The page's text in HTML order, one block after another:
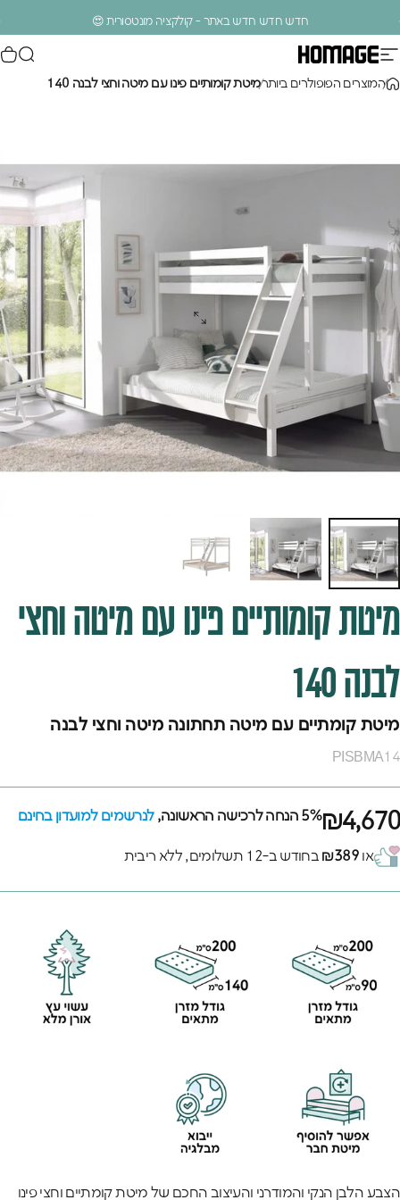
חדש חדש חדש באתר - קולקציה מונטסורית 😍
.
ניווט באתר
Homage Design
המוצרים הפופולרים ביותרמיטת קומותיים פינו עם מיטה וחצי לבנה 140
מיטתקומותייםפינו עםמיטהוחצי
לבנה140
מיטת קומתיים עם מיטה תחתונה מיטה וחצי לבנה
PISBMA14
₪4,6705% הנחה לרכישה הראשונה, לנרשמים למועדון בחינם
או₪389 בחודש ב-12 תשלומים, ללא ריבית
הצבע הלבן הנקי והמודרני והעיצוב החכם של מיטת קומתיים וחצי פינו